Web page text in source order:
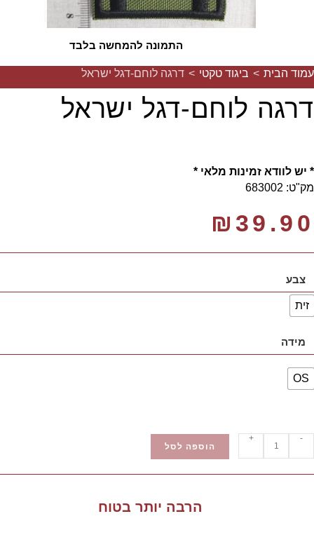
התמונה להמחשה בלבד
עמוד הבית > ביגוד טקטי > דרגה לוחם-דגל ישראל
דרגה לוחם-דגל ישראל
* יש לוודא זמינות מלאי *
מק"ט: 683002
₪ 39.90
צבע
זית
מידה
OS
-
+
הוספה לסל
הרבה יותר בטוח